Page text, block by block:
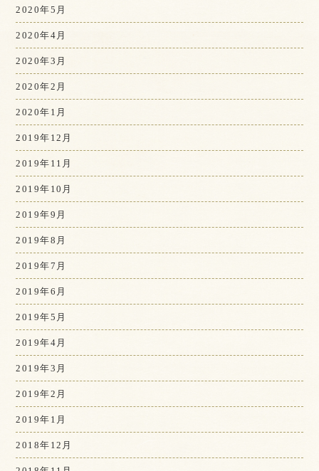
2020年5月
2020年4月
2020年3月
2020年2月
2020年1月
2019年12月
2019年11月
2019年10月
2019年9月
2019年8月
2019年7月
2019年6月
2019年5月
2019年4月
2019年3月
2019年2月
2019年1月
2018年12月